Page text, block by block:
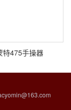
特475手操器